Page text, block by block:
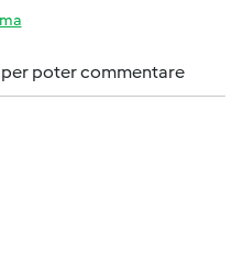
per poter commentare